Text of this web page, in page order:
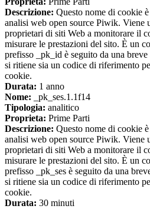
Descrizione: Questo nome di cookie
analisi web open source Piwik. Viene
proprietari di siti Web a monitorare il
misurare le prestazioni del sito. È un
prefisso _pk_id è seguito da una
si ritiene sia un codice di riferimento
cookie.
Durata: 1 anno
Nome: _pk_ses.1.1f14
Tipologia: analitico
Proprieta: Prime Parti
Descrizione: Questo nome di cookie
analisi web open source Piwik. Viene
proprietari di siti Web a monitorare il
misurare le prestazioni del sito. È un
prefisso _pk_ses è seguito da una
si ritiene sia un codice di riferimento
cookie.
Durata: 30 minuti